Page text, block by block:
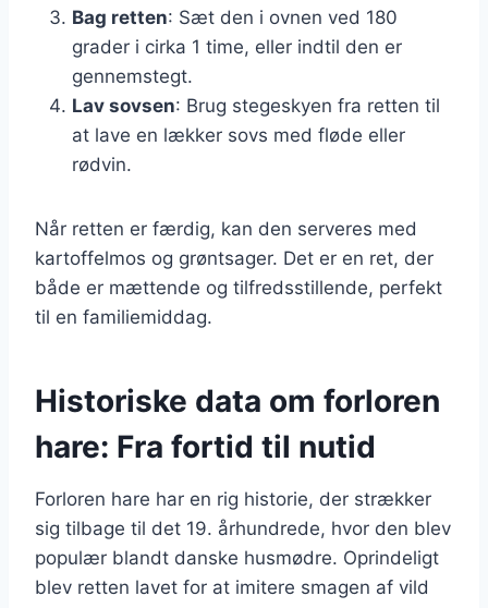
Bag retten: Sæt den i ovnen ved 180
grader i cirka 1 time, eller indtil den er
gennemstegt.
Lav sovsen: Brug stegeskyen fra retten til
at lave en lækker sovs med fløde eller
rødvin.
Når retten er færdig, kan den serveres med
kartoffelmos og grøntsager. Det er en ret, der
både er mættende og tilfredsstillende, perfekt
til en familiemiddag.
Historiske data om forloren
hare: Fra fortid til nutid
Forloren hare har en rig historie, der strækker
sig tilbage til det 19. århundrede, hvor den blev
populær blandt danske husmødre. Oprindeligt
blev retten lavet for at imitere smagen af vild